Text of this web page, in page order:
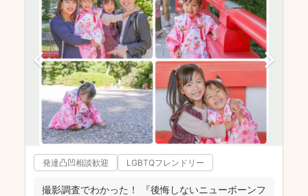
発達凸凹相談歓迎 LGBTQフレンドリー
撮影調査でわかった！ 『後悔しないニューボーンフ